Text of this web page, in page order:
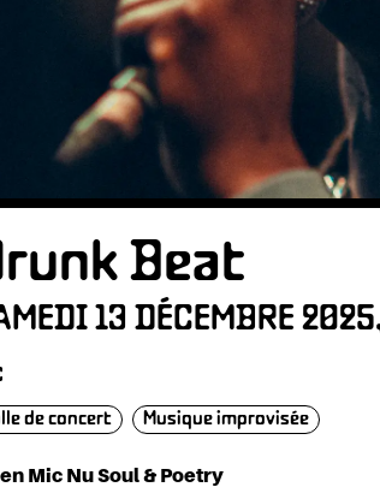
Beat
13 DÉCEMBRE
de concert Musique improvisée
Mic Nu Soul & Poetry